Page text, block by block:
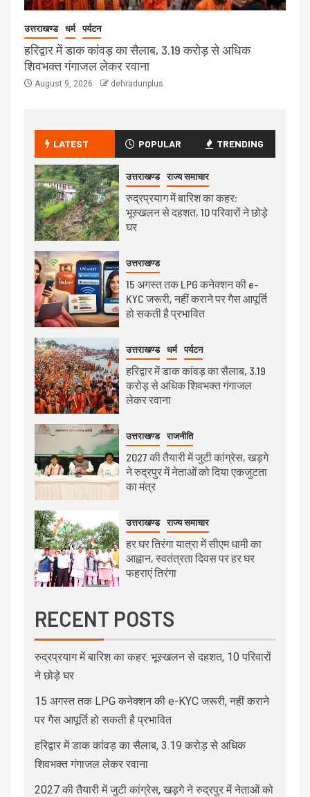
उत्तराखण्ड धर्म पर्यटन
हरिद्वार में डाक कांवड़ का सैलाब, 3.19 करोड़ से अधिक
शिवभक्त गंगाजल लेकर रवाना
August 9, 2026 dehradunplus
LATEST POPULAR TRENDING
उत्तराखण्ड राज्य समाचार
रुद्रप्रयाग में बारिश का कहर:
भूस्खलन से दहशत, 10 परिवारों ने छोड़े
घर
उत्तराखण्ड
15 अगस्त तक LPG कनेक्शन की e-
KYC जरूरी, नहीं कराने पर गैस आपूर्ति
हो सकती है प्रभावित
उत्तराखण्ड धर्म पर्यटन
हरिद्वार में डाक कांवड़ का सैलाब, 3.19
करोड़ से अधिक शिवभक्त गंगाजल
लेकर रवाना
उत्तराखण्ड राजनीति
2027 की तैयारी में जुटी कांग्रेस, खड़गे
ने रुद्रपुर में नेताओं को दिया एकजुटता
का मंत्र
उत्तराखण्ड राज्य समाचार
हर घर तिरंगा यात्रा में सीएम धामी का
आह्वान, स्वतंत्रता दिवस पर हर घर
फहराएं तिरंगा
RECENT POSTS
रुद्रप्रयाग में बारिश का कहर: भूस्खलन से दहशत, 10 परिवारों
ने छोड़े घर
15 अगस्त तक LPG कनेक्शन की e-KYC जरूरी, नहीं कराने
पर गैस आपूर्ति हो सकती है प्रभावित
हरिद्वार में डाक कांवड़ का सैलाब, 3.19 करोड़ से अधिक
शिवभक्त गंगाजल लेकर रवाना
2027 की तैयारी में जुटी कांग्रेस, खड़गे ने रुद्रपुर में नेताओं को